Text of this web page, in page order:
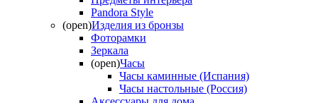
Pandora Style
(open)Изделия из бронзы
Фоторамки
Зеркала
(open)Часы
Часы каминные (Испания)
Часы настольные (Россия)